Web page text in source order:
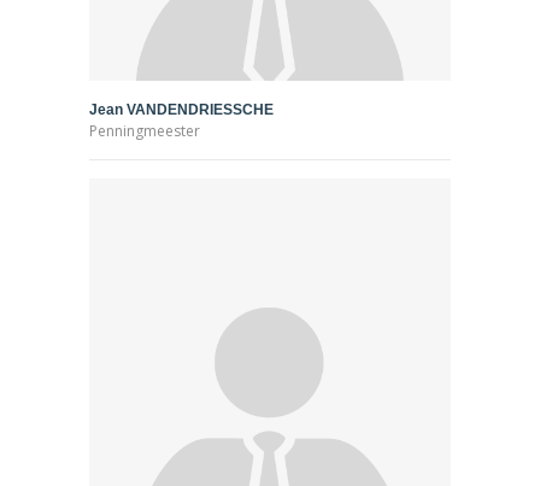
Jean VANDENDRIESSCHE
Penningmeester